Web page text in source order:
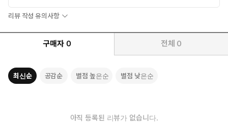
리뷰 작성 유의사항
구매자 0 전체 0
최신순 공감순 별점 높은순 별점 낮은순
아직 등록된 리뷰가 없습니다.